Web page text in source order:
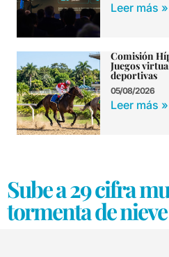
Leer más »
Comisión
Juegos
deportivas
05/08/2026
Leer más »
Sube a 29 cifra
tormenta de